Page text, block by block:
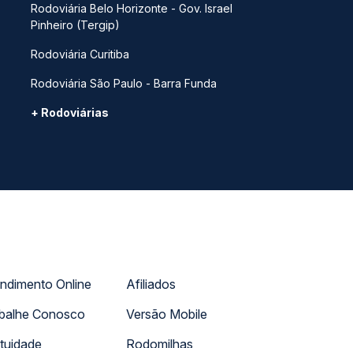
Rodoviária Belo Horizonte - Gov. Israel
Pinheiro (Tergip)
Rodoviária Curitiba
Rodoviária São Paulo - Barra Funda
+ Rodoviárias
Online
Conosco
Afiliados
Versão Mobile
Rodomilhas